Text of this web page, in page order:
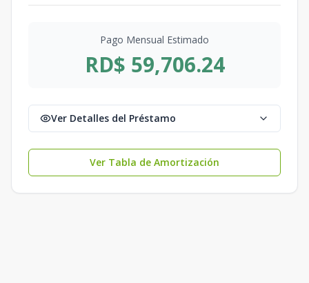
Pago Mensual Estimado
RD$ 59,706.24
Ver Detalles del Préstamo
Ver Tabla de Amortización